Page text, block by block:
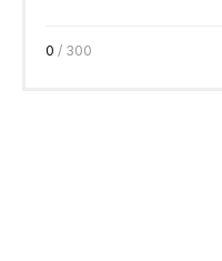
0 / 300